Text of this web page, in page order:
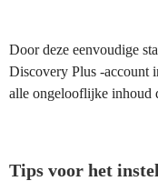
Door deze eenvoudige
Discovery Plus -account
alle ongelooflijke inhoud
Tips voor het